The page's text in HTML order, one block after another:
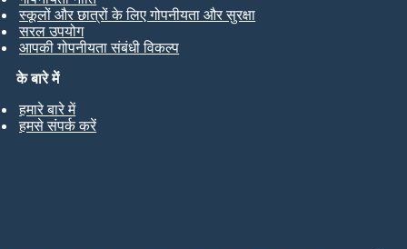
के बारे में
हमारे बारे में
हमसे संपर्क करें
स्कूलों और छात्रों के लिए गोपनीयता और सुरक्षा
सरल उपयोग
आपकी गोपनीयता संबंधी विकल्प